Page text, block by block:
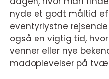
nyde et godt måltid
eventyrlystne
også en vigtig tid,
venner eller nye
madoplevelser på